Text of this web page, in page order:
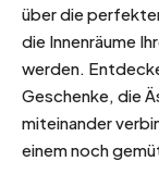
über die
die Innenräume
werden.
Geschenke, die
miteinander
einem noch